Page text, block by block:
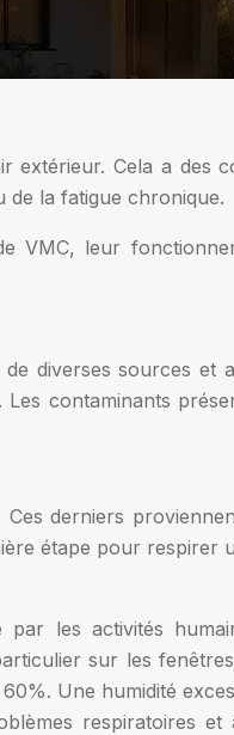
extérieur. Cela a des
de la fatigue chronique.
leur
diverses sources et
contaminants
derniers
étape pour respirer
les activités
sur les
Une humidité
respiratoires et